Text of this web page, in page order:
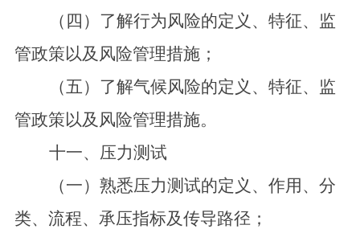
（四）了解行为风险的定义、特征、监
管政策以及风险管理措施；
（五）了解气候风险的定义、特征、监
管政策以及风险管理措施。
十一、压力测试
（一）熟悉压力测试的定义、作用、分
类、流程、承压指标及传导路径；